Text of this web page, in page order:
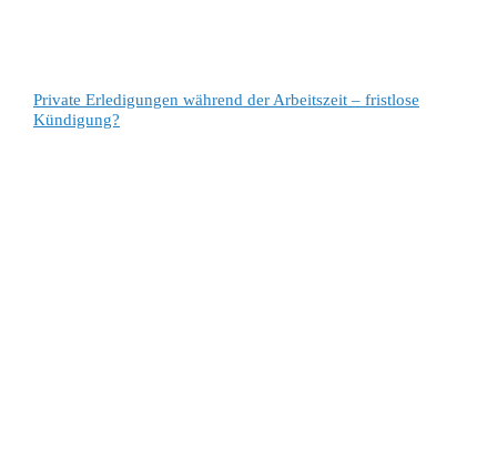
Private Erledigungen während der Arbeitszeit – fristlose
Kündigung?